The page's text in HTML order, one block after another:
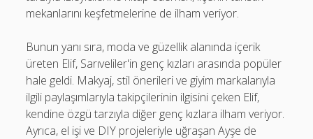
mekanlarını keşfetmelerine de ilham veriyor.
Bunun yanı sıra, moda ve güzellik alanında içerik
üreten Elif, Sarıveliler'in genç kızları arasında popüler
hale geldi. Makyaj, stil önerileri ve giyim markalarıyla
ilgili paylaşımlarıyla takipçilerinin ilgisini çeken Elif,
kendine özgü tarzıyla diğer genç kızlara ilham veriyor.
Ayrıca, el işi ve DIY projeleriyle uğraşan Ayşe de